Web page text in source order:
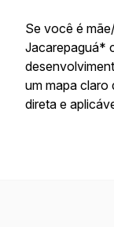
Se você é
Jacarepaguá*
um mapa
direta e